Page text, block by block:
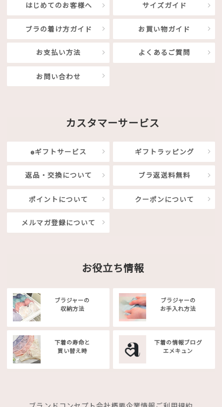
はじめてのお客様へ サイズガイド
ブラの着け方ガイド お買い物ガイド
お支払い方法 よくあるご質問
お問い合わせ
カスタマーサービス
eギフトサービス ギフトラッピング
返品・交換について ブラ返送料無料
ポイントについて クーポンについて
メルマガ登録について
お役立ち情報
ブラジャーの
収納方法
ブラジャーの
お手入れ方法
下着の寿命と
買い替え時
下着の情報ブログ
エメキュン